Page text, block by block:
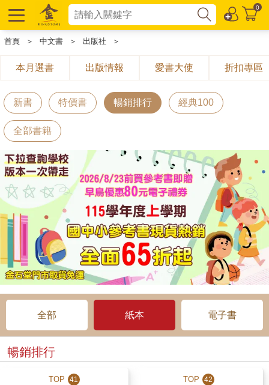
0
首頁 ＞ 中文書 ＞ 出版社 ＞
本月選書 出版情報 愛書大使 折扣專區
新書 特價書 暢銷排行 經典100
全部書籍
全部 紙本 電子書
暢銷排行
TOP 41 TOP 42